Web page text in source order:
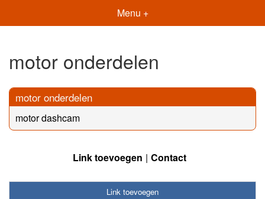
Menu +
motor onderdelen
motor onderdelen
motor dashcam
Link toevoegen Contact
Link toevoegen